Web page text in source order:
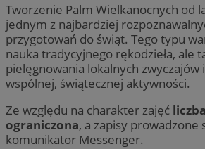
Tworzenie Palm Wielkanocnych od
jednym z najbardziej
przygotowań do świąt. Tego typu
nauka tradycyjnego rękodzieła, ale
pielęgnowania lokalnych zwyczajów
wspólnej, świątecznej aktywności.
Ze względu na charakter zajęć
ograniczona, a zapisy prowadzone
komunikator Messenger.